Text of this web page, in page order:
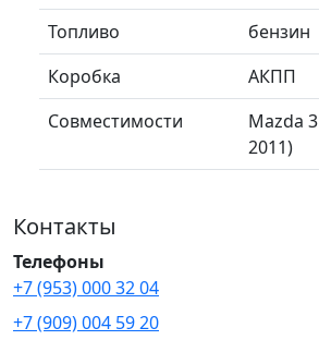
Топливо
бензин
Коробка
АКПП
Совместимости
Mazda
2011)
Контакты
Телефоны
+7 (953) 000 32 04
+7 (909) 004 59 20